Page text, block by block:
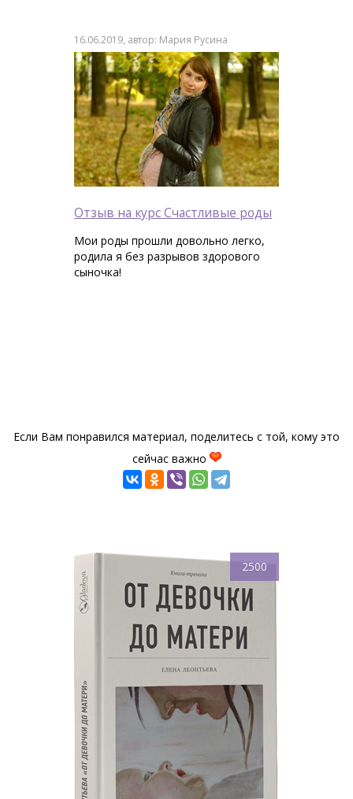
16.06.2019, автор: Мария Русина
Отзыв на курс Счастливые роды
Мои роды прошли довольно легко,
родила я без разрывов здорового
сыночка!
Если Вам понравился материал, поделитесь с той, кому это
сейчас важно
2500